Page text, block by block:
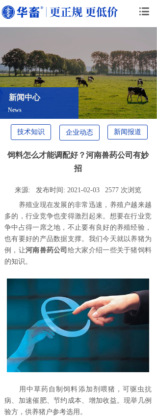
News
新闻中心
新闻报道
企业动态
技术知识
饲料怎么才能调配好？河南兽药公司有妙
招
来源: 发布时间: 2021-02-03 2577 次浏览
养殖业现在发展的非常迅速，养殖户越来越
多的，行业竞争也变得激烈起来。想要在行业竞
争中占得一席之地，不止要有良好的养殖经验，
也有要好的产品数据支撑。我们今天就以养猪为
例，让河南兽药公司 给大家介绍一些关于猪饲料
的知识。
用中草药自制饲料添加剂喂猪，可驱虫抗
病、加速催肥、节约成本、增加收益。现举几例
验方，供养猪户参考选用。